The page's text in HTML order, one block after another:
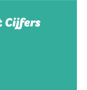
Cijfers